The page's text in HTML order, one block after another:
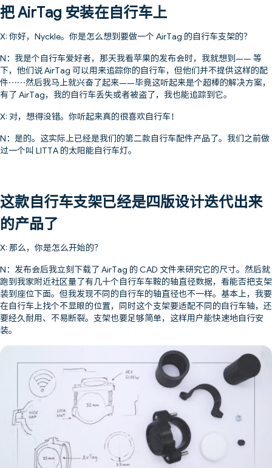
把 AirTag 安装在自行车上
X: 你好，Nyckle。你是怎么想到要做一个 AirTag 的自行车支架的？
N：我是个自行车爱好者，那天我看苹果的发布会时，我就想到—— 等
下，他们说 AirTag 可以用来追踪你的自行车，但他们并不提供这样的配
件……然后我马上就兴奋了起来——毕竟这听起来是个超棒的解决方案，
有了 AirTag，我的自行车丢失或者被盗了，我也能追踪到它。
X: 对，想得没错。你听起来真的很喜欢自行车！
N：是的。这实际上已经是我们的第二款自行车配件产品了。我们之前做
过一个叫 LITTA 的太阳能自行车灯。
这款自行车支架已经是四版设计迭代出来
的产品了
X: 那么，你是怎么开始的？
N：发布会后我立刻下载了 AirTag 的 CAD 文件来研究它的尺寸。然后就
跑到我家附近社区量了有几十个自行车车鞍的轴直径数据，看能否把支架
装到座位下面。但我发现不同的自行车的轴直径也不一样。基本上，我要
在自行车上找个不显眼的位置，同时这个支架要适配不同的自行车轴，还
要经久耐用、不易断裂。支架也要足够简单，这样用户能快速地自行安
装。